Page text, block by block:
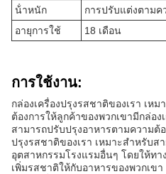
น้ําหนัก
การปรับแต่งตามค
อายุการใช้
18 เดือน
การใช้งาน:
กล่องเครื่องปรุงรสชาติของเรา เห
ต้องการให้ลูกค้าของพวกเขามีกล่อ
สามารถปรับปรุงอาหารตามความต้
ปรุงรสชาติของเรา เหมาะสําหรับส
อุตสาหกรรมโรงแรมอื่นๆ โดยให้ทา
เพิ่มรสชาติให้กับอาหารของพวกเขา